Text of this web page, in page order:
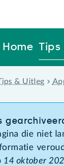
Home Tips
& Uitleg
die niet
14 oktober